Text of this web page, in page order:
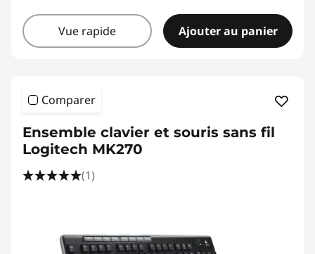
Vue rapide Ajouter au panier
Comparer
Ensemble clavier et souris sans fil
Logitech MK270
(1)